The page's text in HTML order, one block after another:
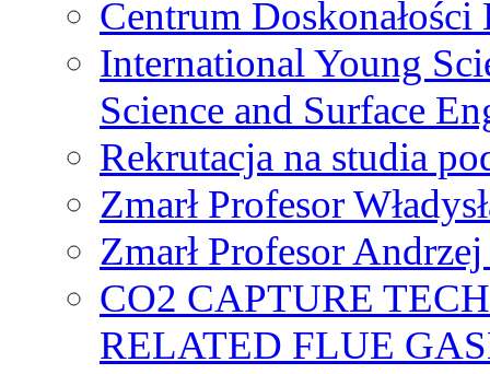
Centrum
International Young
Science and Surface
Rekrutacja na studia
Zmarł Profesor
Zmarł Profesor
CO2 CAPTURE
RELATED FLUE